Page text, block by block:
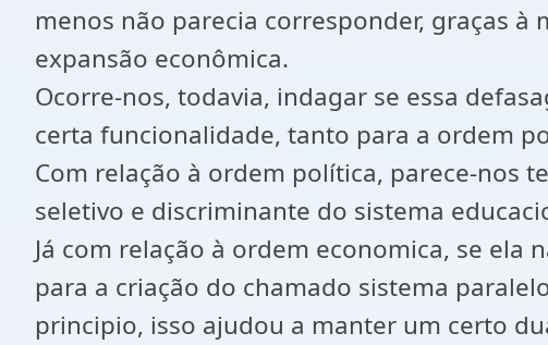
menos não parecia corresponder, graças
expansão econômica.
Ocorre-nos, todavia, indagar se essa
certa funcionalidade, tanto para a ordem
Com relação à ordem política, parece-nos
seletivo e discriminante do sistema
Já com relação à ordem economica, se
para a criação do chamado sistema
principio, isso ajudou a manter um certo